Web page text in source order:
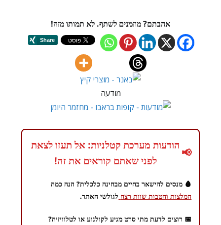
אהבתם? מוזמנים לשתף. לא תמותו מזה!
מודעה
📢
הודעות מערכת קטלניות: אל תעזו לצאת
לפני שאתם קוראים את זה!
🩸 מנסים להישאר בחיים מבחינה כלכלית? הנה כמה
המלצות והטבות שוות רצח לגולשי האתר.
📅 רוצים לדעת מתי סרט מגיע לקולנוע או לטלוויזיה?